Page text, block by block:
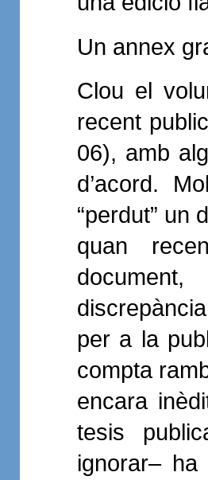
Un annex
Clou el
recent
06), amb
d’acord.
“perdut” un
quan
per a la
compta
encara
tesis
ignorar–